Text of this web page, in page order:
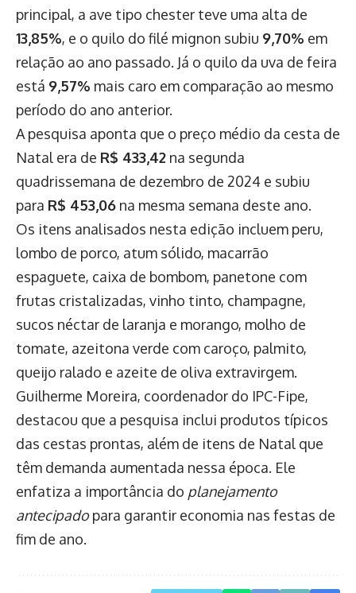
principal, a ave tipo chester teve uma alta de
13,85%, e o quilo do filé mignon subiu 9,70% em
relação ao ano passado. Já o quilo da uva de feira
está 9,57% mais caro em comparação ao mesmo
período do ano anterior.
A pesquisa aponta que o preço médio da cesta de
Natal era de R$ 433,42 na segunda
quadrissemana de dezembro de 2024 e subiu
para R$ 453,06 na mesma semana deste ano.
Os itens analisados nesta edição incluem peru,
lombo de porco, atum sólido, macarrão
espaguete, caixa de bombom, panetone com
frutas cristalizadas, vinho tinto, champagne,
sucos néctar de laranja e morango, molho de
tomate, azeitona verde com caroço, palmito,
queijo ralado e azeite de oliva extravirgem.
Guilherme Moreira, coordenador do IPC-Fipe,
destacou que a pesquisa inclui produtos típicos
das cestas prontas, além de itens de Natal que
têm demanda aumentada nessa época. Ele
enfatiza a importância do planejamento
antecipadopara garantir economia nas festas de
fim de ano.